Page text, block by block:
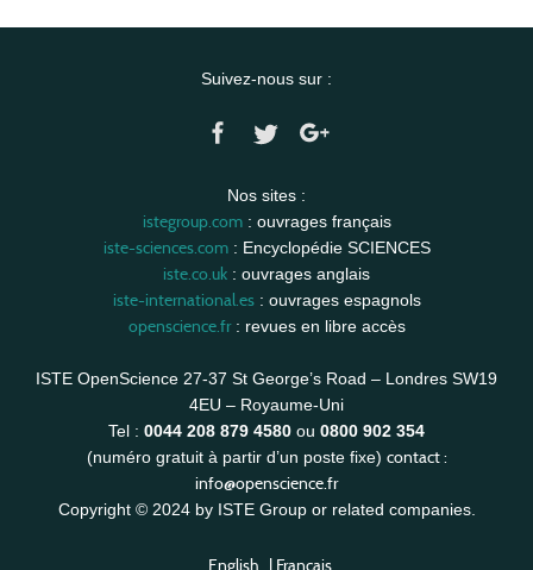
Suivez-nous sur :
Nos sites :
istegroup.com: ouvrages français
iste-sciences.com: Encyclopédie SCIENCES
iste.co.uk : ouvrages anglais
iste-international.es: ouvrages espagnols
openscience.fr: revues en libre accès
ISTE OpenScience 27-37 St George’s Road – Londres SW19
4EU – Royaume-Uni
Tel : 0044 208 879 4580 ou 0800 902 354
(numéro gratuit à partir d’un poste fixe) contact :
info@openscience.fr
Copyright © 2024 by ISTE Group or related companies.
English | Français